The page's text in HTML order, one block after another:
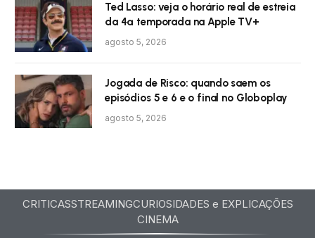
Ted Lasso: veja o horário real de estreia
da 4ª temporada na Apple TV+
agosto 5, 2026
Jogada de Risco: quando saem os
episódios 5 e 6 e o final no Globoplay
agosto 5, 2026
CRITICASSTREAMINGCURIOSIDADES e EXPLICAÇÕES
CINEMA